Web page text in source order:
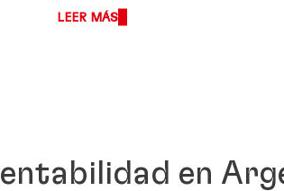
LEER MÁS
en